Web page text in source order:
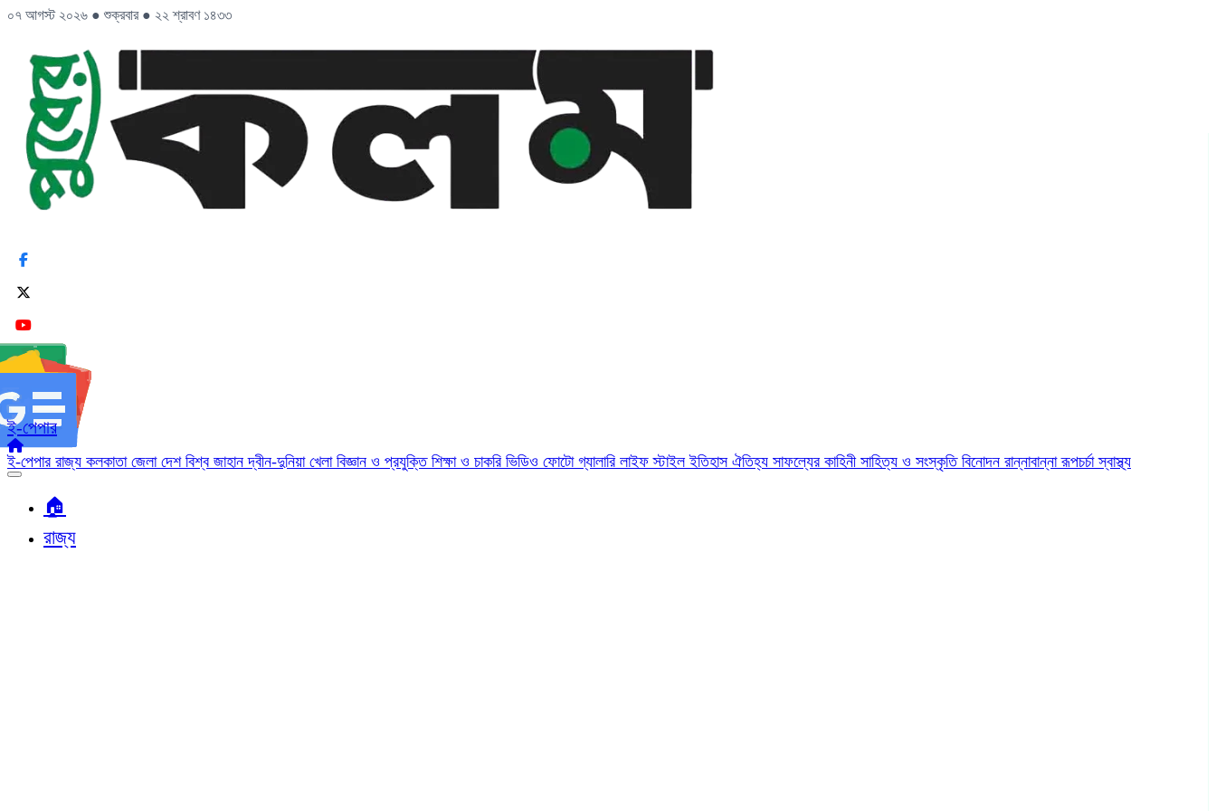
০৭ আগস্ট ২০২৬ ● শুক্রবার ● ২২ শ্রাবণ ১৪৩৩
ই-পেপার
ই-পেপার রাজ্য কলকাতা জেলা দেশ বিশ্ব জাহানদ্বীন-দুনিয়া খেলা বিজ্ঞান ও প্রযুক্তি শিক্ষা ও চাকরি ভিডিও ফোটো গ্যালারি লাইফ স্টাইলইতিহাস ঐতিহ্য সাফল্যের কাহিনী সাহিত্য ও সংস্কৃতি বিনোদন রান্নাবান্নারূপচর্চাস্বাস্থ্য
🏠︎
রাজ্য